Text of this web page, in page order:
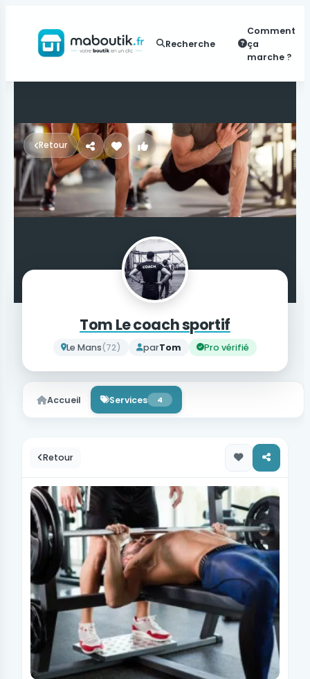
Recherche
Comment
ça
marche ?
Retour
Tom Le coach sportif
Le Mans(72) parTom Pro vérifié
Accueil Services 4
Retour